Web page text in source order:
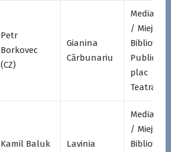
Petr
Borkovec
(CZ)
Gianina
Cărbunariu
/ Miejska
Biblioteka
plac
Teatralny
Kamil Baluk
Lavinia
/ Miejska
Biblioteka